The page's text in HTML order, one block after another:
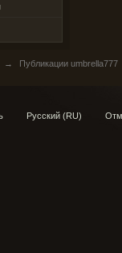
→ Публикации umbrella777
Русский (RU)